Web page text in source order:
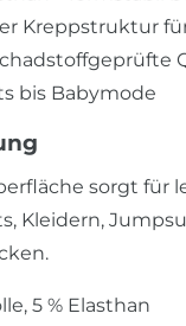
Kreppstruktur
bis Babymode
sorgt für
Kleidern,
5 % Elasthan